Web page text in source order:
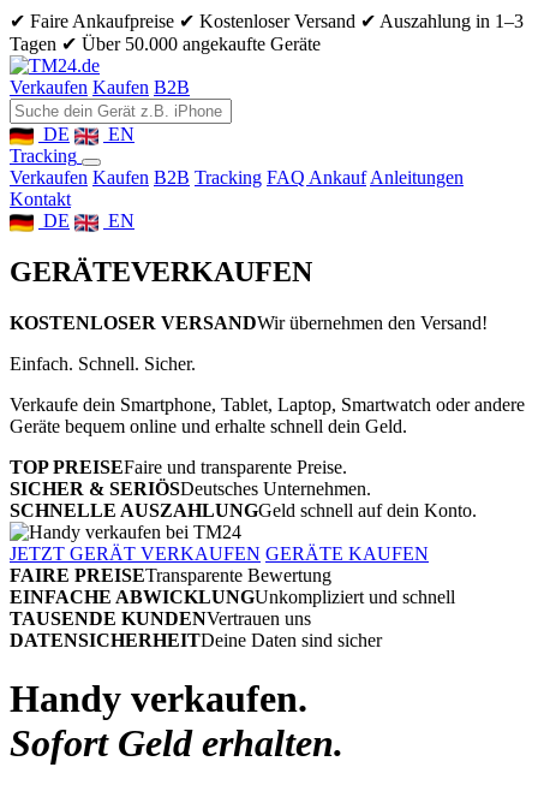
✔ Faire Ankaufpreise ✔ Kostenloser Versand ✔ Auszahlung in 1–3
Tagen ✔ Über 50.000 angekaufte Geräte
Verkaufen Kaufen B2B
DE
EN
Tracking
Verkaufen Kaufen B2B Tracking FAQ Ankauf Anleitungen
Kontakt
DE
EN
GERÄTEVERKAUFEN
KOSTENLOSER VERSANDWir übernehmen den Versand!
Einfach. Schnell. Sicher.
Verkaufe dein Smartphone, Tablet, Laptop, Smartwatch oder andere
Geräte bequem online und erhalte schnell dein Geld.
TOP PREISEFaire und transparente Preise.
SICHER & SERIÖSDeutsches Unternehmen.
SCHNELLE AUSZAHLUNGGeld schnell auf dein Konto.
JETZT GERÄT VERKAUFEN GERÄTE KAUFEN
FAIRE PREISETransparente Bewertung
EINFACHE ABWICKLUNGUnkompliziert und schnell
TAUSENDE KUNDENVertrauen uns
DATENSICHERHEITDeine Daten sind sicher
Handy verkaufen.
Sofort Geld erhalten.